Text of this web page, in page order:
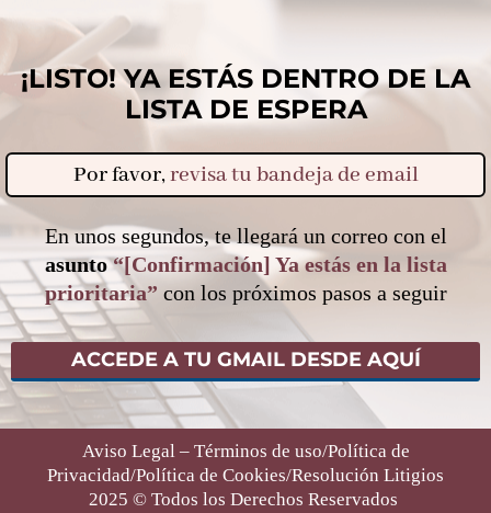
¡LISTO! YA ESTÁS DENTRO DE LA
LISTA DE ESPERA
Por favor,revisa tu bandeja de email
En unos segundos, te llegará un correo con el
asunto“[Confirmación] Ya estás en la lista
prioritaria” con los próximos pasos a seguir
ACCEDE A TU GMAIL DESDE AQUÍ
Aviso Legal – Términos de uso/Política de
Privacidad/Política de Cookies/Resolución Litigios
2025 © Todos los Derechos Reservados